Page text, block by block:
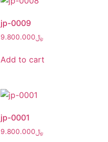
jp-0009
﷼9.800.000
Add to cart
jp-0001
﷼9.800.000